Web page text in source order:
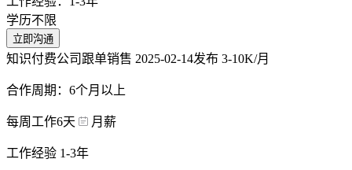
学历不限
立即沟通
知识付费公司跟单销售 2025-02-14发布 3-10K/月
合作周期：6个月以上
每周工作6天 月薪
工作经验 1-3年